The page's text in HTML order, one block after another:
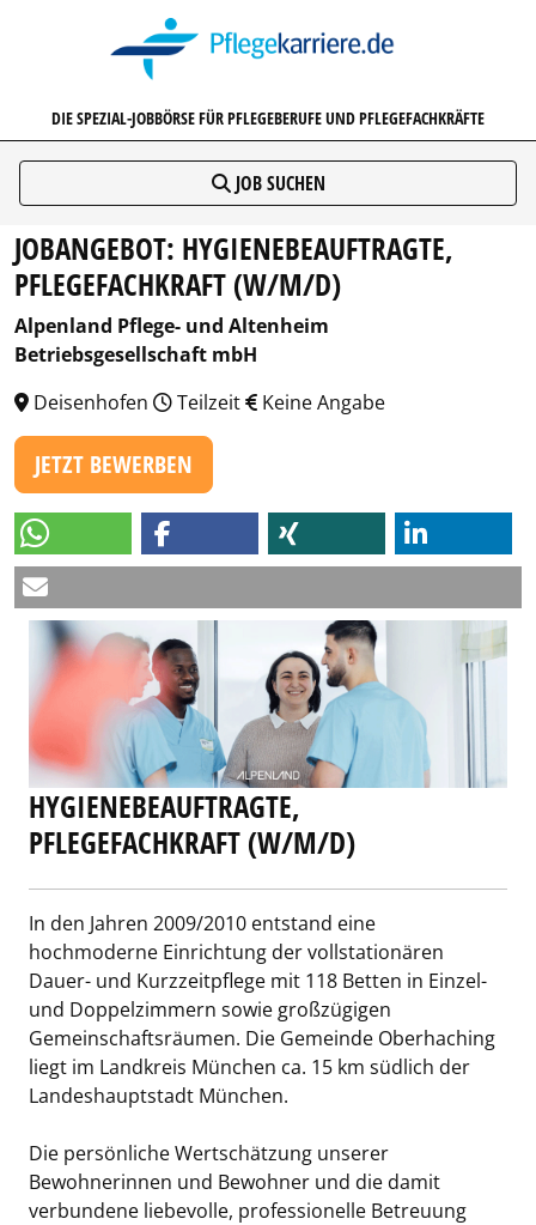
DIE SPEZIAL-JOBBÖRSE FÜR PFLEGEBERUFE UND PFLEGEFACHKRÄFTE
JOB SUCHEN
JOBANGEBOT: HYGIENEBEAUFTRAGTE,
PFLEGEFACHKRAFT (W/M/D)
Alpenland Pflege- und Altenheim
Betriebsgesellschaft mbH
Deisenhofen
Teilzeit Keine Angabe
JETZT BEWERBEN
HYGIENEBEAUFTRAGTE,
PFLEGEFACHKRAFT (W/M/D)
In den Jahren 2009/2010 entstand eine
hochmoderne Einrichtung der vollstationären
Dauer- und Kurzzeitpflege mit 118 Betten in Einzel-
und Doppelzimmern sowie großzügigen
Gemeinschaftsräumen. Die Gemeinde Oberhaching
liegt im Landkreis München ca. 15 km südlich der
Landeshauptstadt München.
Die persönliche Wertschätzung unserer
Bewohnerinnen und Bewohner und die damit
verbundene liebevolle, professionelle Betreuung